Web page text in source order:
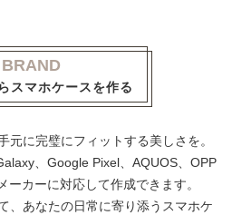
BRAND
スマホケースを作る
元に完璧にフィットする美しさを。
、Google Pixel、AQUOS、OPP
ーカーに対応して作成できます。
、あなたの日常に寄り添うスマホケ